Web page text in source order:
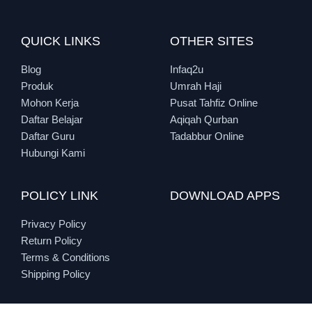
QUICK LINKS
Blog
Produk
Mohon Kerja
Daftar Belajar
Daftar Guru
Hubungi Kami
OTHER SITES
Infaq2u
Umrah Haji
Pusat Tahfiz Online
Aqiqah Qurban
Tadabbur Online
POLICY LINK
Privacy Policy
Return Policy
Terms & Conditions
Shipping Policy
DOWNLOAD APPS